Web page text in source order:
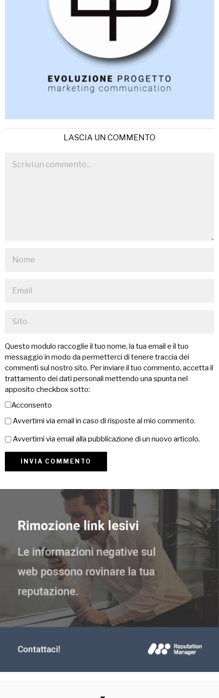
LASCIA UN COMMENTO
Questo modulo raccoglie il tuo nome, la tua email e il tuo
messaggio in modo da permetterci di tenere traccia dei
commenti sul nostro sito. Per inviare il tuo commento, accetta il
trattamento dei dati personali mettendo una spunta nel
apposito checkbox sotto:
Acconsento
Avvertimi via email in caso di risposte al mio commento.
Avvertimi via email alla pubblicazione di un nuovo articolo.